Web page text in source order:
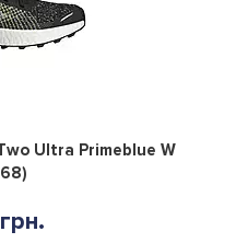
0
Ultra Primeblue W